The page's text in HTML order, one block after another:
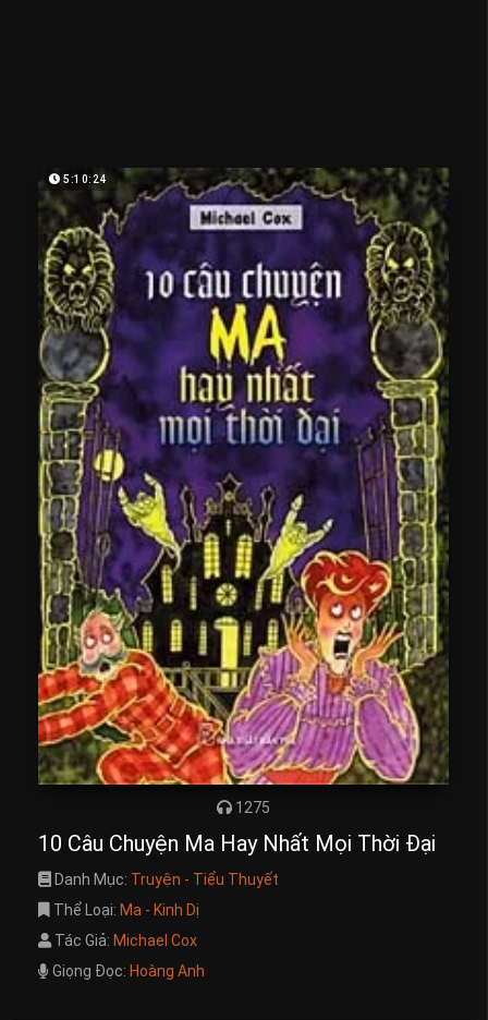
5:10:24
1275
10 Câu Chuyện Ma Hay Nhất Mọi Thời Đại
Danh Mục: Truyện - Tiểu Thuyết
Thể Loại: Ma - Kinh Dị
Tác Giả: Michael Cox
Giọng Đọc: Hoàng Anh